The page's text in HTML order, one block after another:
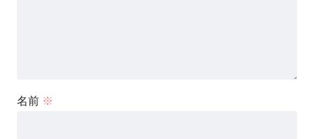
名前 ※